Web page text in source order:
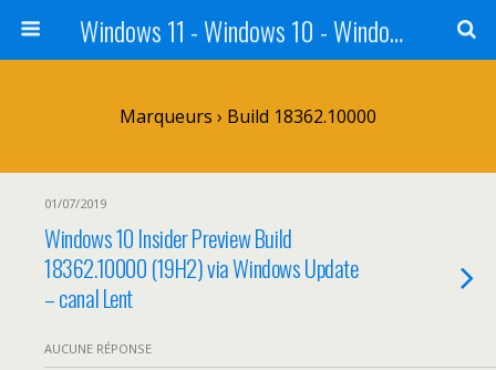
Windows 11 - Windows 10 - Windows 8 - Windows 7 - VISTA
Marqueurs › Build 18362.10000
01/07/2019
Windows 10 Insider Preview Build
18362.10000 (19H2) via Windows Update
– canal Lent
AUCUNE RÉPONSE